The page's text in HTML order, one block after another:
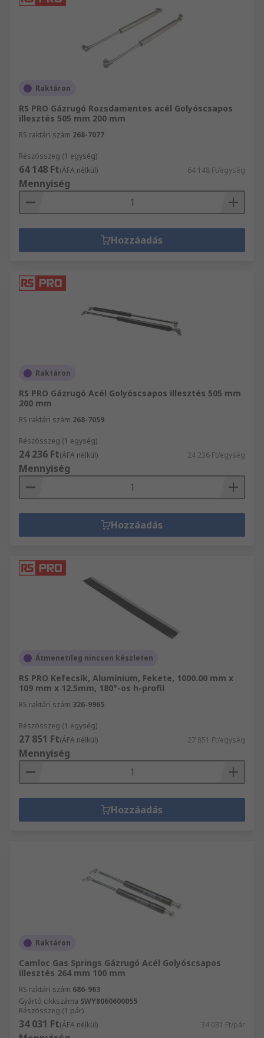
Raktáron
RS PRO Gázrugó Rozsdamentes acél Golyóscsapos
illesztés 505 mm 200 mm
RS raktári szám 268-7077
Részösszeg (1 egység)
64 148 Ft(ÁFA nélkül) 64 148 Ft/egység
Mennyiség
Hozzáadás
Raktáron
RS PRO Gázrugó Acél Golyóscsapos illesztés 505 mm
200 mm
RS raktári szám 268-7059
Részösszeg (1 egység)
24 236 Ft(ÁFA nélkül) 24 236 Ft/egység
Mennyiség
Hozzáadás
Átmenetileg nincsen készleten
RS PRO Kefecsík, Alumínium, Fekete, 1000.00 mm x
109 mm x 12.5mm, 180°-os h-profil
RS raktári szám 326-9965
Részösszeg (1 egység)
27 851 Ft(ÁFA nélkül) 27 851 Ft/egység
Mennyiség
Hozzáadás
Raktáron
Camloc Gas Springs Gázrugó Acél Golyóscsapos
illesztés 264 mm 100 mm
RS raktári szám 686-963
Gyártó cikkszáma SWY8060600055
Részösszeg (1 pár)
34 031 Ft(ÁFA nélkül) 34 031 Ft/pár